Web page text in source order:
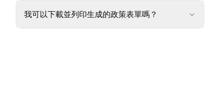
我可以下載並列印生成的政策表單嗎？